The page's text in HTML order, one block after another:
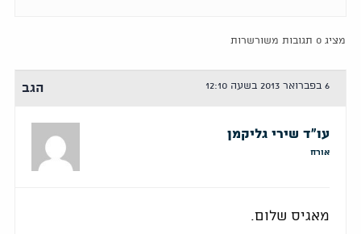
מציג 0 תגובות משורשרות
6 בפברואר 2013 בשעה 12:10 הגב
עו"ד שירי גליקמן
אורח
מאגיס שלום.